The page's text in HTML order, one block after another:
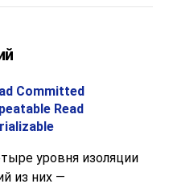
Committed
Read
уровня изоляции
из них —